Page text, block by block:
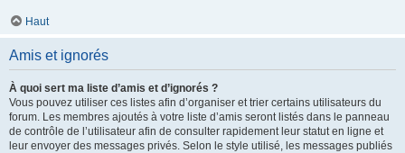
Haut
Amis et ignorés
À quoi sert ma liste d’amis et d’ignorés ?
Vous pouvez utiliser ces listes afin d’organiser et trier certains utilisateurs du
forum. Les membres ajoutés à votre liste d’amis seront listés dans le panneau
de contrôle de l’utilisateur afin de consulter rapidement leur statut en ligne et
leur envoyer des messages privés. Selon le style utilisé, les messages publiés